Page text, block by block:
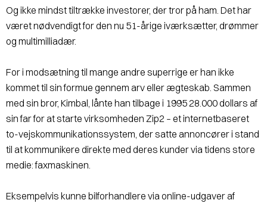
Og ikke mindst tiltrække investorer, der tror på ham. Det har
været nødvendigt for den nu 51-årige iværksætter, drømmer
og multimilliadær.
For i modsætning til mange andre superrige er han ikke
kommet til sin formue gennem arv eller ægteskab. Sammen
med sin bror, Kimbal, lånte han tilbage i 1995 28.000 dollars af
sin far for at starte virksomheden Zip2 – et internetbaseret
to-vejskommunikationssystem, der satte annoncører i stand
til at kommunikere direkte med deres kunder via tidens store
medie: faxmaskinen.
Eksempelvis kunne bilforhandlere via online-udgaver af